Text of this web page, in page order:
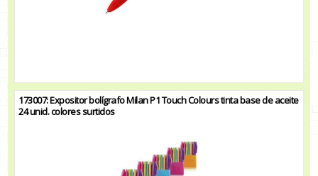
173007: Expositor bolígrafo Milan P1 Touch Colours tinta base de aceite
24 unid. colores surtidos